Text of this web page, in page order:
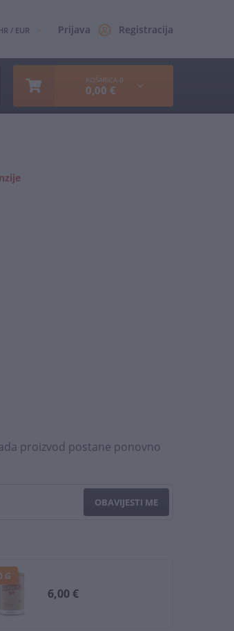
/ EUR Prijava Registracija
KOŠARICA 0
0,00 €
proizvod postane ponovno
OBAVIJESTI ME
6,00 €
G